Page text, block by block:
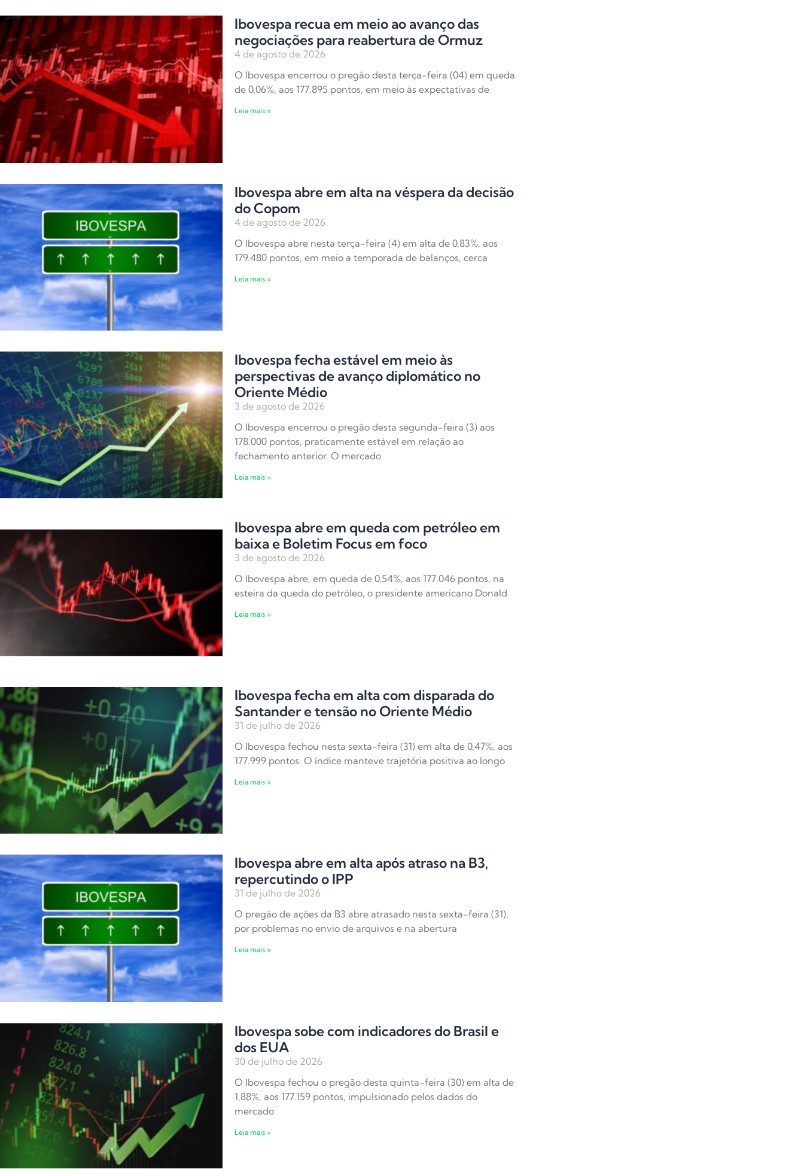
Ibovespa recua em meio ao avanço das
negociações para reabertura de Ormuz
4 de agosto de 2026
O Ibovespa encerrou o pregão desta terça-feira (04) em queda
de 0,06%, aos 177.895 pontos, em meio às expectativas de
Leia mais »
Ibovespa abre em alta na véspera da decisão
do Copom
4 de agosto de 2026
O Ibovespa abre nesta terça-feira (4) em alta de 0,83%, aos
179.480 pontos, em meio a temporada de balanços, cerca
Leia mais »
Ibovespa fecha estável em meio às
perspectivas de avanço diplomático no
Oriente Médio
3 de agosto de 2026
O Ibovespa encerrou o pregão desta segunda-feira (3) aos
178.000 pontos, praticamente estável em relação ao
fechamento anterior. O mercado
Leia mais »
Ibovespa abre em queda com petróleo em
baixa e Boletim Focus em foco
3 de agosto de 2026
O Ibovespa abre, em queda de 0,54%, aos 177.046 pontos, na
esteira da queda do petróleo, o presidente americano Donald
Leia mais »
Ibovespa fecha em alta com disparada do
Santander e tensão no Oriente Médio
31 de julho de 2026
O Ibovespa fechou nesta sexta-feira (31) em alta de 0,47%, aos
177.999 pontos. O índice manteve trajetória positiva ao longo
Leia mais »
Ibovespa abre em alta após atraso na B3,
repercutindo o IPP
31 de julho de 2026
O pregão de ações da B3 abre atrasado nesta sexta-feira (31),
por problemas no envio de arquivos e na abertura
Leia mais »
Ibovespa sobe com indicadores do Brasil e
dos EUA
30 de julho de 2026
O Ibovespa fechou o pregão desta quinta-feira (30) em alta de
1,88%, aos 177.159 pontos, impulsionado pelos dados do
mercado
Leia mais »